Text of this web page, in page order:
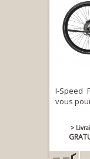
I-Speed
vous
>